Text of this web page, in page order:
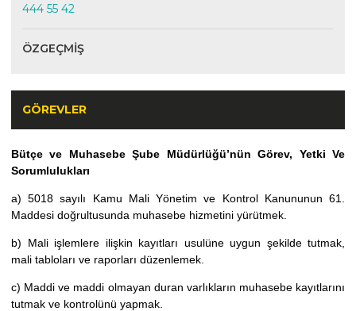
444 55 42
ÖZGEÇMIŞ
GÖREVLER
Bütçe ve Muhasebe Şube Müdürlüğü’nün Görev, Yetki Ve
Sorumlulukları
a) 5018 sayılı Kamu Mali Yönetim ve Kontrol Kanununun 61.
Maddesi doğrultusunda muhasebe hizmetini yürütmek.
b) Mali işlemlere ilişkin kayıtları usulüne uygun şekilde tutmak,
mali tabloları ve raporları düzenlemek.
c) Maddi ve maddi olmayan duran varlıkların muhasebe kayıtlarını
tutmak ve kontrolünü yapmak.